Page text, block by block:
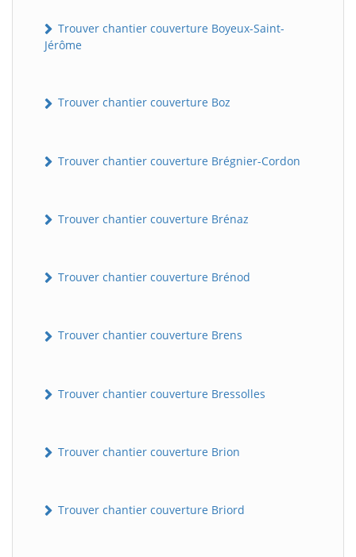
Trouver chantier couverture Boyeux-Saint-
Jérôme
Trouver chantier couverture Boz
Trouver chantier couverture Brégnier-Cordon
Trouver chantier couverture Brénaz
Trouver chantier couverture Brénod
Trouver chantier couverture Brens
Trouver chantier couverture Bressolles
Trouver chantier couverture Brion
Trouver chantier couverture Briord